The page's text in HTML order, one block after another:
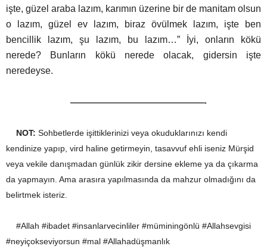
işte, güzel araba lazım, karımın üzerine bir de manitam olsun
o lazım, güzel ev lazım, biraz övülmek lazım, işte ben
bencillik lazım, şu lazım, bu lazım…” İyi, onların kökü
nerede? Bunların kökü nerede olacak, gidersin işte
neredeyse.
————————————————-
NOT: Sohbetlerde işittiklerinizi veya okuduklarınızı kendi
kendinize yapıp, vird haline getirmeyin, tasavvuf ehli iseniz Mürşid
veya vekile danışmadan günlük zikir dersine ekleme ya da çıkarma
da yapmayın. Ama arasıra yapılmasında da mahzur olmadığını da
belirtmek isteriz.
#Allah #ibadet #insanlarvecinliler #müminingönlü #Allahsevgisi
#neyiçokseviyorsun #mal #Allahadüşmanlık